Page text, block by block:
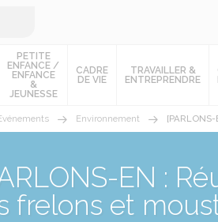
PETITE
ENFANCE /
ENFANCE
&
JEUNESSE
CADRE
DE VIE
TRAVAILLER &
ENTREPRENDRE
Environnement
EN :
frelons et